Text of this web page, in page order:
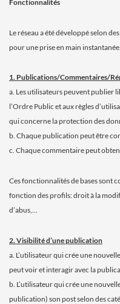
Fonctionnalités
Le réseau a été développé selon
pour une prise en main instantanée.
1. Publications/Commentaires/
a. Les utilisateurs peuvent publier
l’Ordre Public et aux règles
qui concerne la protection des
b. Chaque publication peut être
c. Chaque commentaire peut
Ces fonctionnalités de bases sont
fonction des profils: droit à la
d’abus,…
2. Visibilité d’une publication
a. L’utilisateur qui crée une
peut voir et interagir avec la
b. L’utilisateur qui crée une
publication) son post selon des